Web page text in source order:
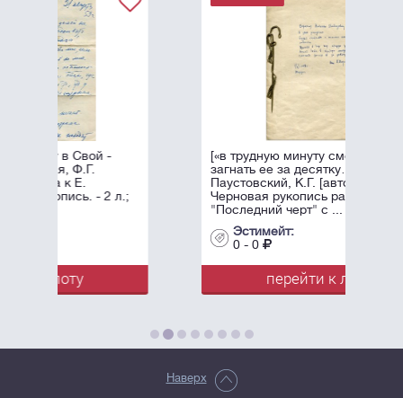
[«в трудную минуту сможете
загнать ее за десятку…»]
Паустовский, К.Г. [автограф].
Черновая рукопись рассказа
"Последний черт" с ...
Наверх